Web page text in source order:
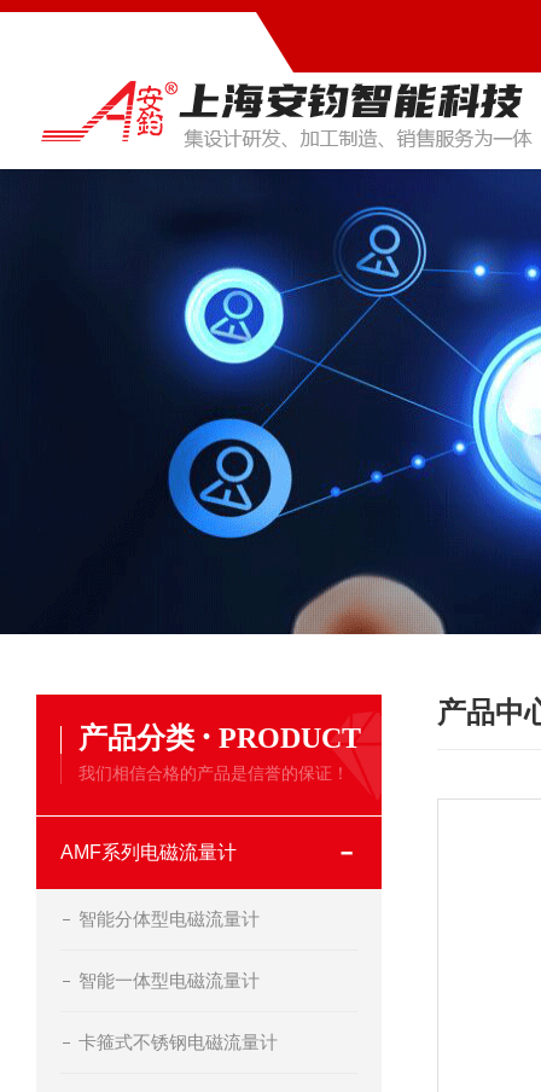
产品分类 · PRODUCT
我们相信合格的产品是信誉的保证！
AMF系列电磁流量计
智能分体型电磁流量计
智能一体型电磁流量计
卡箍式不锈钢电磁流量计
产品中